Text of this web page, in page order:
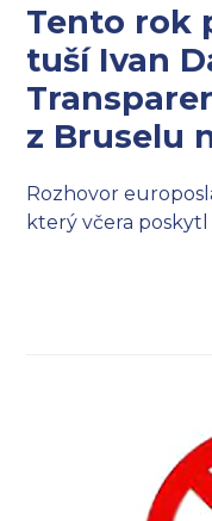
Tento rok
tuší Ivan
z Bruselu
Rozhovor
který včera